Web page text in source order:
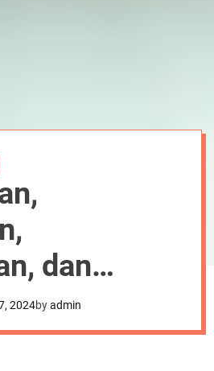
dan
(TAHG) di
2024byadmin